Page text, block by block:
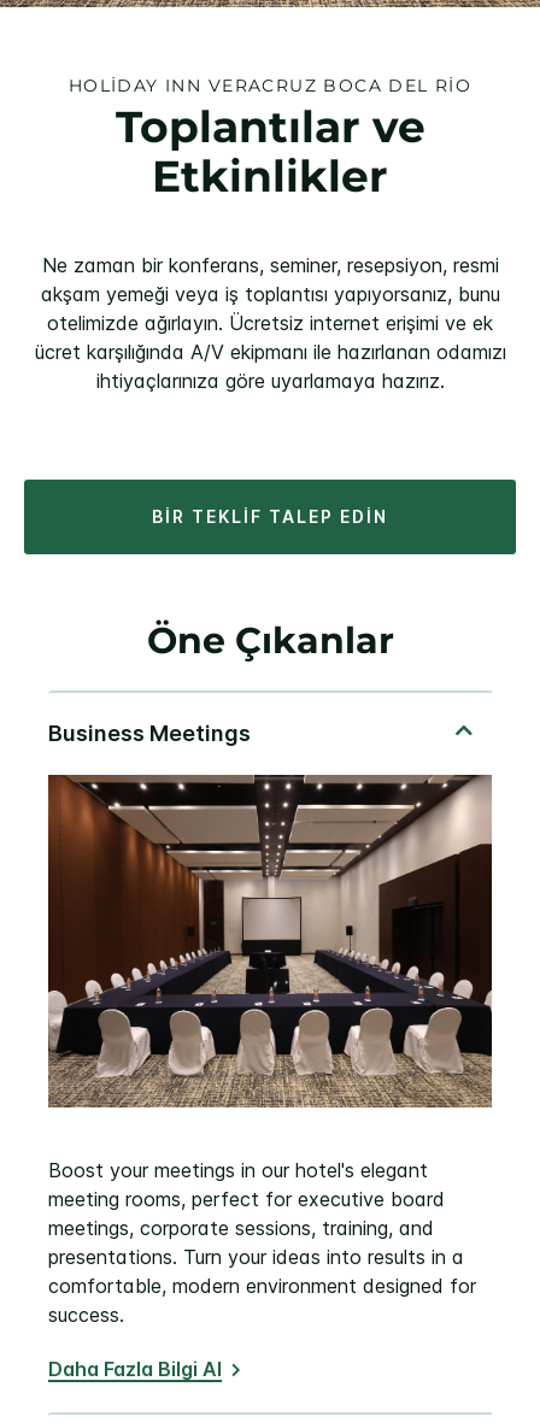
HOLIDAY INN VERACRUZ BOCA DEL RIO
Toplantılar ve
Etkinlikler
Ne zaman bir konferans, seminer, resepsiyon, resmi
akşam yemeği veya iş toplantısı yapıyorsanız, bunu
otelimizde ağırlayın. Ücretsiz internet erişimi ve ek
ücret karşılığında A/V ekipmanı ile hazırlanan odamızı
ihtiyaçlarınıza göre uyarlamaya hazırız.
BIR TEKLIF TALEP EDIN
Öne Çıkanlar
Boost your meetings in our hotel's elegant
meeting rooms, perfect for executive board
meetings, corporate sessions, training, and
presentations. Turn your ideas into results in a
comfortable, modern environment designed for
success.
Daha Fazla Bilgi Al